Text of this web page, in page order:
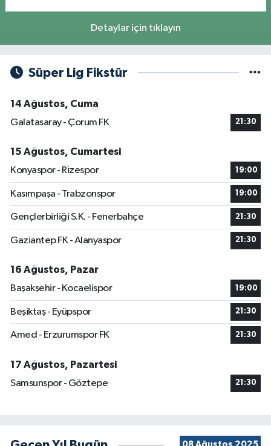
Detaylar için tıklayın
Süper Lig Fikstür
14 Ağustos, Cuma
Galatasaray - Çorum FK
21:30
15 Ağustos, Cumartesi
Konyaspor - Rizespor
19:00
Kasımpaşa - Trabzonspor 19:00
Gençlerbirliği S.K. - Fenerbahçe 21:30
Gaziantep FK - Alanyaspor 21:30
16 Ağustos, Pazar
Başakşehir - Kocaelispor
19:00
Beşiktaş - Eyüpspor 21:30
Amed - Erzurumspor FK 21:30
17 Ağustos, Pazartesi
Samsunspor - Göztepe
21:30